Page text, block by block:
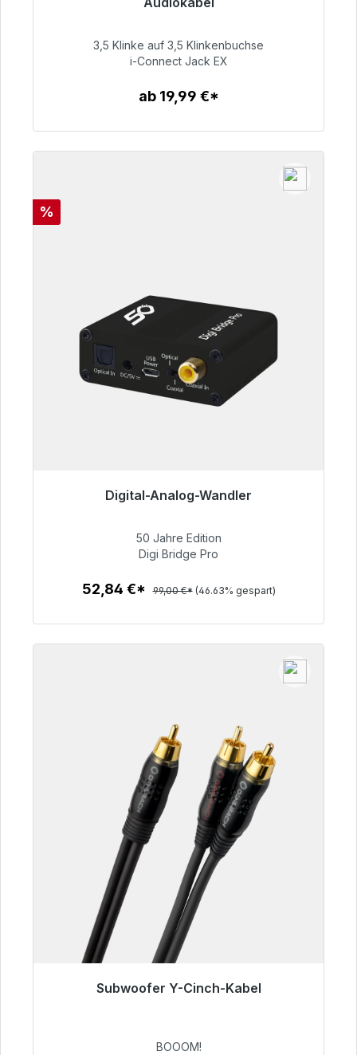
51,99 €
3,5 Klinke auf 3,5 Klinkenbuchse
i-Connect Jack EX
ab 19,99 €*
Rabatt
%
Digital-Analog-Wandler
52,84 €
50 Jahre Edition
Digi Bridge Pro
52,84 €* 99,00 €* (46.63% gespart)
Subwoofer Y-Cinch-Kabel
53,49 €
BOOOM!